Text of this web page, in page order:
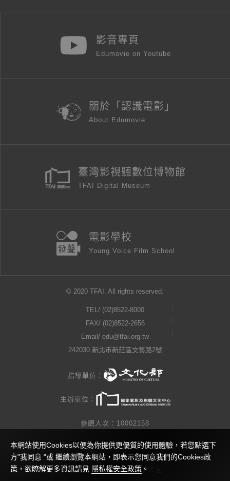
影音專頁
Edumovie on Youtube
關於「認識電影」
About Edumovie
臺灣影視聽數位博物館
TFAI Digital Museum
電影學校
Young Voice Film School
© 2020 TFAI. All rights reserved.
TEL/ (02)8522-8000
FAX/ (02)8522-2656
Email/ edu@tfai.org.tw
242030 新北市新莊區文藝路2號
指導單位：
主辦單位：
參觀人次：10002158
隱私權公告
網站製作 / 瓜口瓜設計工作室
本網站使用Cookies以便為你提供更優質的使用體驗，若您點選下
方"我同意 "或 繼續瀏覽本網站，即表示您同意我們的Cookies政
策，欲瞭解更多資訊請見 隱私權安全政策 。